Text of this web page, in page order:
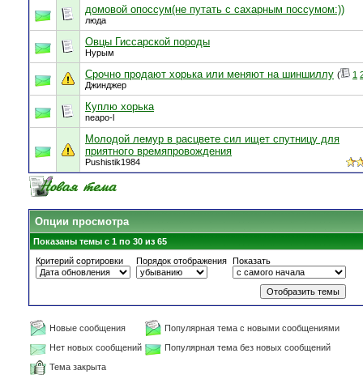
домовой опоссум(не путать с сахарным поссумом:))
люда
Овцы Гиссарской породы
Нурым
Срочно продают хорька или меняют на шиншиллу ( 1
Джинджер
Куплю хорька
neapo-l
Молодой лемур в расцвете сил ищет спутницу для
приятного времяпровождения
Pushistik1984
Опции просмотра
Показаны темы с 1 по 30 из 65
Критерий сортировки
Порядок отображения Показать
Новые сообщения
Популярная тема с новыми сообщениями
Нет новых сообщений
Популярная тема без новых сообщений
Тема закрыта